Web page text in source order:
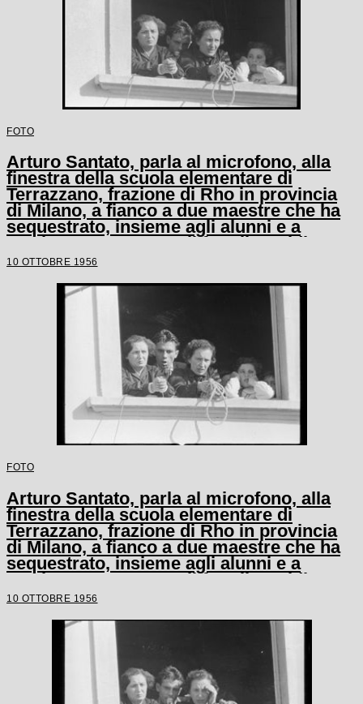
FOTO
Arturo Santato, parla al microfono, alla
finestra della scuola elementare di
Terrazzano, frazione di Rho in provincia
di Milano, a fianco a due maestre che ha
sequestrato, insieme agli alunni e a
un'altra maestra, con il fratello Egidio
10 OTTOBRE 1956
FOTO
Arturo Santato, parla al microfono, alla
finestra della scuola elementare di
Terrazzano, frazione di Rho in provincia
di Milano, a fianco a due maestre che ha
sequestrato, insieme agli alunni e a
un'altra maestra, con il fratello Egidio
10 OTTOBRE 1956